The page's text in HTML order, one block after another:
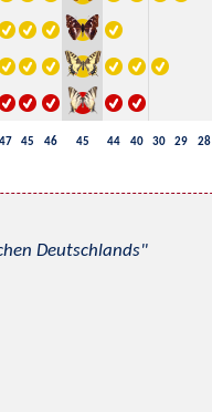
47 45 46 45 44 40 30 29 28
Deutschlands